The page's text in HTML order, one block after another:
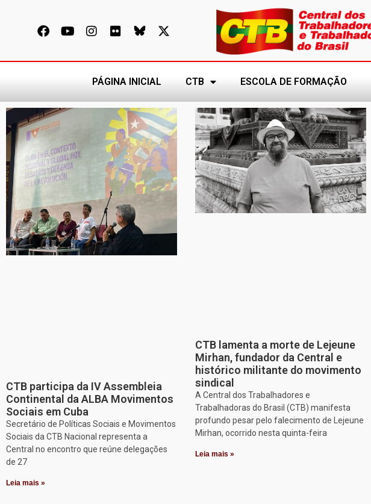
PÁGINA INICIAL CTB ESCOLA DE FORMAÇÃO
CTB participa da IV Assembleia
Continental da ALBA Movimentos
Sociais em Cuba
Secretário de Políticas Sociais e Movimentos
Sociais da CTB Nacional representa a
Central no encontro que reúne delegações
de 27
Leia mais »
CTB lamenta a morte de Lejeune
Mirhan, fundador da Central e
histórico militante do movimento
sindical
A Central dos Trabalhadores e
Trabalhadoras do Brasil (CTB) manifesta
profundo pesar pelo falecimento de Lejeune
Mirhan, ocorrido nesta quinta-feira
Leia mais »